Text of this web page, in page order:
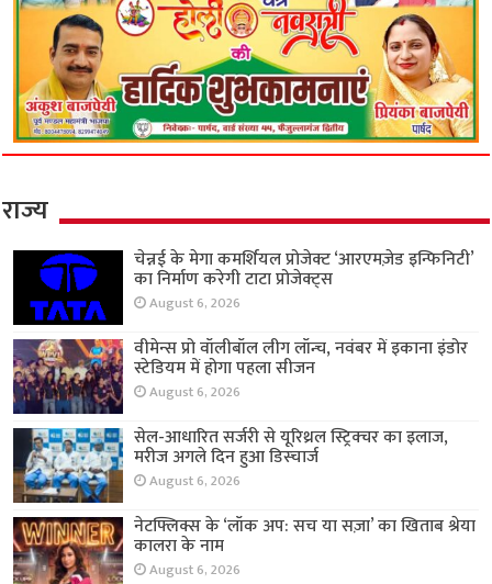
राज्य
चेन्नई के मेगा कमर्शियल प्रोजेक्ट ‘आरएमज़ेड इन्फिनिटी’
का निर्माण करेगी टाटा प्रोजेक्ट्स
August 6, 2026
वीमेन्स प्रो वॉलीबॉल लीग लॉन्च, नवंबर में इकाना इंडोर
स्टेडियम में होगा पहला सीजन
August 6, 2026
सेल-आधारित सर्जरी से यूरिथ्रल स्ट्रिक्चर का इलाज,
मरीज अगले दिन हुआ डिस्चार्ज
August 6, 2026
नेटफ्लिक्स के ‘लॉक अप: सच या सज़ा’ का खिताब श्रेया
कालरा के नाम
August 6, 2026